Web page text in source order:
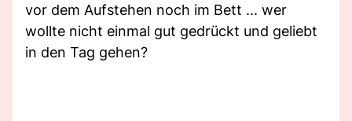
vor dem Aufstehen noch im Bett ... wer
wollte nicht einmal gut gedrückt und geliebt
in den Tag gehen?